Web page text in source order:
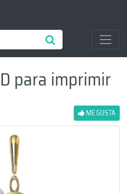
para imprimir
ME GUSTA